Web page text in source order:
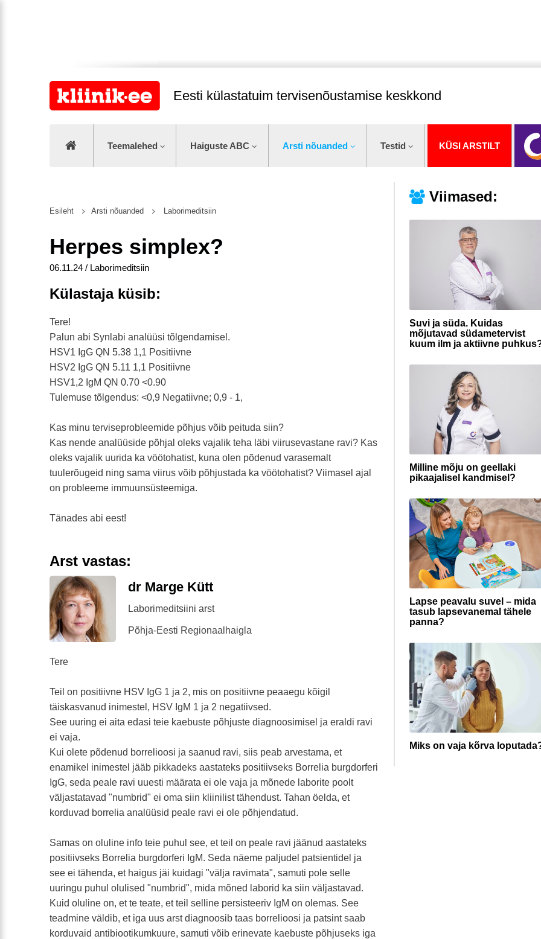
Eesti külastatuim tervisenõustamise keskkond
Teemalehed Haiguste ABC Arsti nõuanded Testid KÜSI ARSTILT
Viimased:
Suvi ja süda. Kuidas
mõjutavad südametervist
kuum ilm ja aktiivne
Milline mõju on geellaki
pikaajalisel kandmisel?
Lapse peavalu suvel – mida
tasub lapsevanemal tähele
panna?
Miks on vaja kõrva
Esileht Arsti nõuanded Laborimeditsiin
Herpes simplex?
06.11.24 / Laborimeditsiin
Külastaja küsib:
Tere!
Palun abi Synlabi analüüsi tõlgendamisel.
HSV1 IgG QN 5.38 1,1 Positiivne
HSV2 IgG QN 5.11 1,1 Positiivne
HSV1,2 IgM QN 0.70 <0.90
Tulemuse tõlgendus: <0,9 Negatiivne; 0,9 - 1,
Kas minu terviseprobleemide põhjus võib peituda siin?
Kas nende analüüside põhjal oleks vajalik teha läbi viirusevastane ravi? Kas
oleks vajalik uurida ka vöötohatist, kuna olen põdenud varasemalt
tuulerõugeid ning sama viirus võib põhjustada ka vöötohatist? Viimasel ajal
on probleeme immuunsüsteemiga.
Tänades abi eest!
Arst vastas:
dr Marge Kütt
Laborimeditsiini arst
Põhja-Eesti Regionaalhaigla
Tere
Teil on positiivne HSV IgG 1 ja 2, mis on positiivne peaaegu kõigil
täiskasvanud inimestel, HSV IgM 1 ja 2 negatiivsed.
See uuring ei aita edasi teie kaebuste põhjuste diagnoosimisel ja eraldi ravi
ei vaja.
Kui olete põdenud borrelioosi ja saanud ravi, siis peab arvestama, et
enamikel inimestel jääb pikkadeks aastateks positiivseks Borrelia burgdorferi
IgG, seda peale ravi uuesti määrata ei ole vaja ja mõnede laborite poolt
väljastatavad "numbrid" ei oma siin kliinilist tähendust. Tahan öelda, et
korduvad borrelia analüüsid peale ravi ei ole põhjendatud.
Samas on oluline info teie puhul see, et teil on peale ravi jäänud aastateks
positiivseks Borrelia burgdorferi IgM. Seda näeme paljudel patsientidel ja
see ei tähenda, et haigus jäi kuidagi "välja ravimata", samuti pole selle
uuringu puhul olulised "numbrid", mida mõned laborid ka siin väljastavad.
Kuid oluline on, et te teate, et teil selline persisteeriv IgM on olemas. See
teadmine väldib, et iga uus arst diagnoosib taas borrelioosi ja patsint saab
korduvaid antibiootikumkuure, samuti võib erinevate kaebuste põhjuseks iga